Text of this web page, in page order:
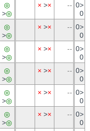
◎
>◎
× >× -- 0>
0
◎
>◎
× >× -- 0>
0
◎
>◎
× >× -- 0>
0
◎
>◎
× >× -- 0>
0
◎
>◎
× >× -- 0>
0
◎
>◎
× >× -- 0>
0